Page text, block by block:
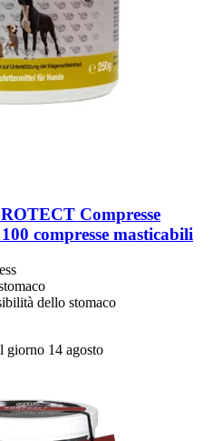
Compresse
compresse masticabili
dello stomaco
giorno 14 agosto